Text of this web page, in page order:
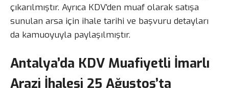
çıkarılmıştır. Ayrıca KDV’den muaf olarak satışa
sunulan arsa için ihale tarihi ve başvuru detayları
da kamuoyuyla paylaşılmıştır.
Antalya’da KDV Muafiyetli İmarlı
Arazi İhalesi 25 Ağustos’ta